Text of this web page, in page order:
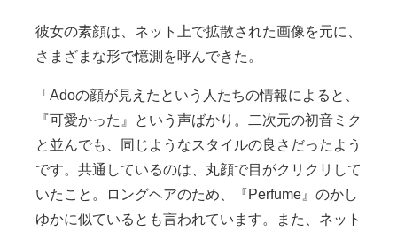
彼女の素顔は、ネット上で拡散された画像を元に、
さまざまな形で憶測を呼んできた。
「Adoの顔が見えたという人たちの情報によると、
『可愛かった』という声ばかり。二次元の初音ミク
と並んでも、同じようなスタイルの良さだったよう
です。共通しているのは、丸顔で目がクリクリして
いたこと。ロングヘアのため、『Perfume』のかし
ゆかに似ているとも言われています。また、ネット